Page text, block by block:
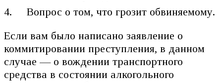
Вопрос о том, что грозит обвиняемому.
Если вам было написано заявление о
коммитировании преступления, в данном
случае — о вождении транспортного
средства в состоянии алкогольного